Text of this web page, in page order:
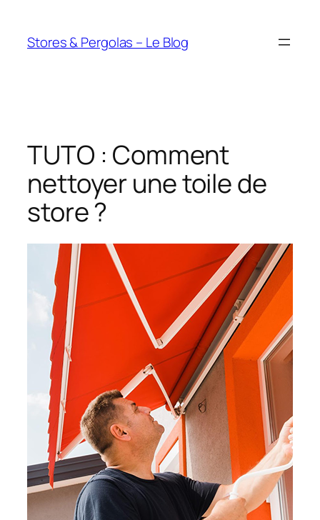
contenu
Stores & Pergolas – Le Blog
TUTO : Comment
nettoyer une toile de
store ?